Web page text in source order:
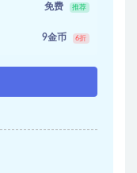
免费 推荐
9金币 6折